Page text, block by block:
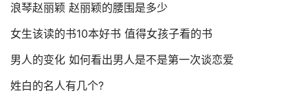
浪琴赵丽颖 赵丽颖的腰围是多少
女生该读的书10本好书 值得女孩子看的书
男人的变化 如何看出男人是不是第一次谈恋爱
姓白的名人有几个?